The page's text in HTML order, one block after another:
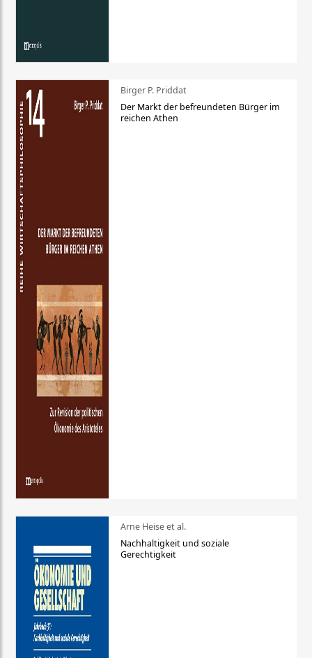
Birger P. Priddat
Der Markt der befreundeten Bürger im
reichen Athen
Arne Heise et al.
Nachhaltigkeit und soziale
Gerechtigkeit